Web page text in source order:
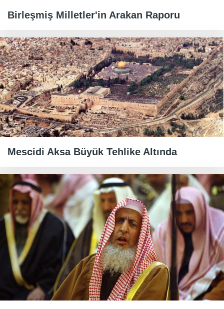
Birleşmiş Milletler'in Arakan Raporu
Mescidi Aksa Büyük Tehlike Altında